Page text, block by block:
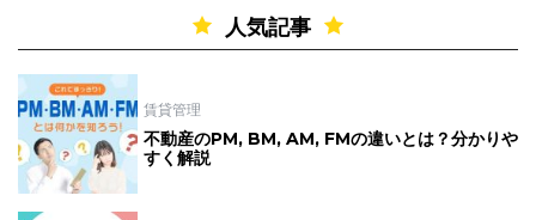
人気記事
賃貸管理
不動産のPM, BM, AM, FMの違いとは？分かりや
すく解説